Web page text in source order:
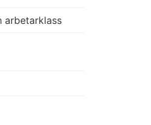
arbetarklass